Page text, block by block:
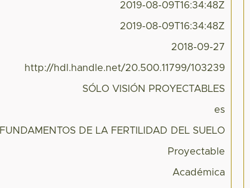
2019-08-09T16:34:48Z
2019-08-09T16:34:48Z
2018-09-27
http://hdl.handle.net/20.500.11799/103239
SÓLO VISIÓN PROYECTABLES
es
FUNDAMENTOS DE LA FERTILIDAD DEL SUELO
Proyectable
Académica